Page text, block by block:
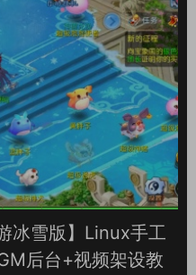
冰雪版】Linux手工
后台+视频架设教